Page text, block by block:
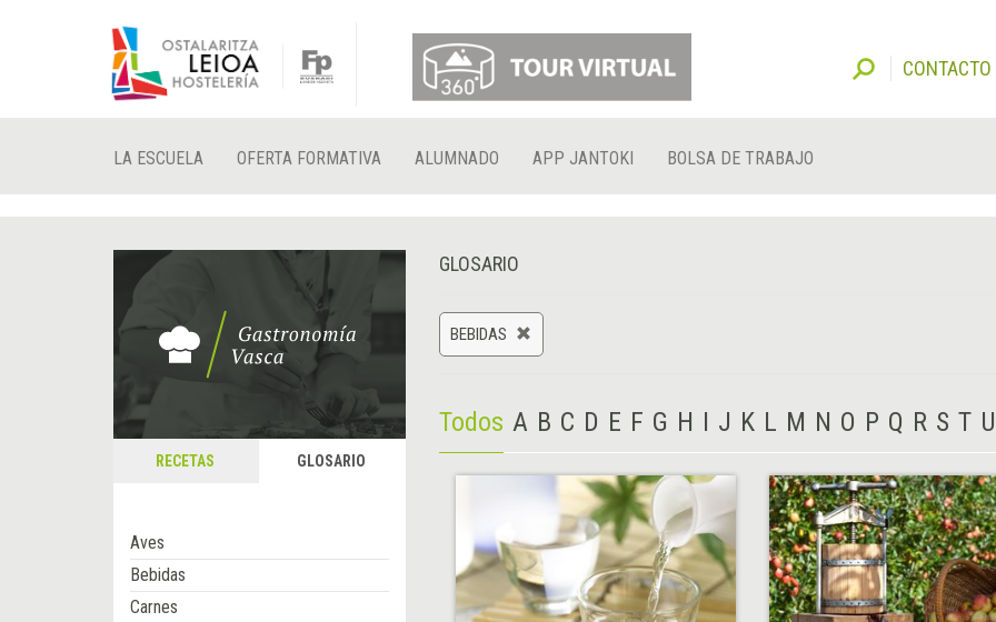
CONTACTO
LA ESCUELA OFERTA FORMATIVA ALUMNADO APP JANTOKI BOLSA DE TRABAJO
RECETAS GLOSARIO
Aves
Bebidas
Carnes
GLOSARIO
BEBIDAS
Todos A B C D E F G H I J K L M N O P Q R S T U